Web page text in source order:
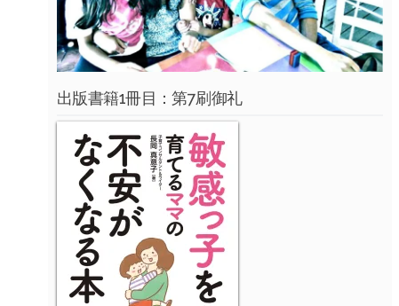
出版書籍1冊目：第7刷御礼